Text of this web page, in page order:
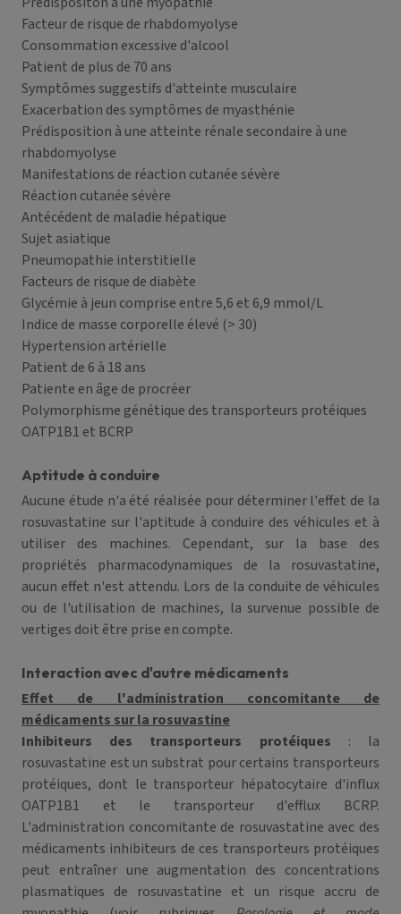
Facteur de risque de rhabdomyolyse
Consommation excessive d'alcool
Patient de plus de 70 ans
Symptômes suggestifs d'atteinte musculaire
Exacerbation des symptômes de myasthénie
Prédisposition à une atteinte rénale secondaire à une
rhabdomyolyse
Manifestations de réaction cutanée sévère
Réaction cutanée sévère
Antécédent de maladie hépatique
Sujet asiatique
Pneumopathie interstitielle
Facteurs de risque de diabète
Glycémie à jeun comprise entre 5,6 et 6,9 mmol/L
Indice de masse corporelle élevé (> 30)
Hypertension artérielle
Patient de 6 à 18 ans
Patiente en âge de procréer
Polymorphisme génétique des transporteurs protéiques
OATP1B1 et BCRP
Aptitude à conduire
Aucune étude n'a été réalisée pour déterminer l'effet de la
rosuvastatine sur l'aptitude à conduire des véhicules et à
utiliser des machines. Cependant, sur la base des
propriétés pharmacodynamiques de la rosuvastatine,
aucun effet n'est attendu. Lors de la conduite de véhicules
ou de l'utilisation de machines, la survenue possible de
vertiges doit être prise en compte.
Interaction avec d'autre médicaments
Effet de l'administration concomitante de
médicaments sur la rosuvastine
Inhibiteurs des transporteurs protéiques : la
rosuvastatine est un substrat pour certains transporteurs
protéiques, dont le transporteur hépatocytaire d'influx
OATP1B1 et le transporteur d'efflux BCRP.
L'administration concomitante de rosuvastatine avec des
médicaments inhibiteurs de ces transporteurs protéiques
peut entraîner une augmentation des concentrations
plasmatiques de rosuvastatine et un risque accru de